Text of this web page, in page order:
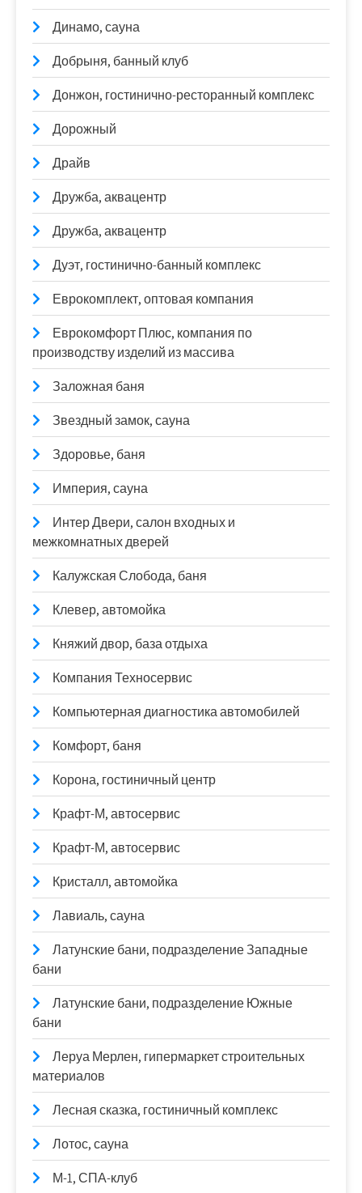
Динамо, сауна
Добрыня, банный клуб
Донжон, гостинично-ресторанный комплекс
Дорожный
Драйв
Дружба, аквацентр
Дружба, аквацентр
Дуэт, гостинично-банный комплекс
Еврокомплект, оптовая компания
Еврокомфорт Плюс, компания по
производству изделий из массива
Заложная баня
Звездный замок, сауна
Здоровье, баня
Империя, сауна
Интер Двери, салон входных и
межкомнатных дверей
Калужская Слобода, баня
Клевер, автомойка
Княжий двор, база отдыха
Компания Техносервис
Компьютерная диагностика автомобилей
Комфорт, баня
Корона, гостиничный центр
Крафт-М, автосервис
Крафт-М, автосервис
Кристалл, автомойка
Лавиаль, сауна
Латунские бани, подразделение Западные
бани
Латунские бани, подразделение Южные
бани
Леруа Мерлен, гипермаркет строительных
материалов
Лесная сказка, гостиничный комплекс
Лотос, сауна
М-1, СПА-клуб